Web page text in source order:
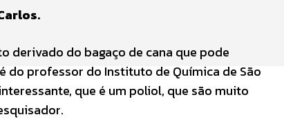
derivado do bagaço de cana que pode
professor do Instituto de Química de São
que é um poliol, que são muito